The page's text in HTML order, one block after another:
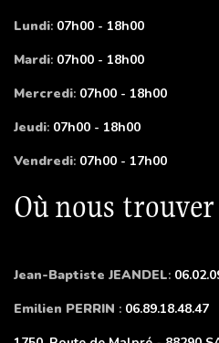
Lundi: 07h00 - 18h00
Mardi: 07h00 - 18h00
Mercredi: 07h00 - 18h00
Jeudi: 07h00 - 18h00
Vendredi: 07h00 - 17h00
Où nous trouver
Jean-Baptiste JEANDEL:
Emilien PERRIN : 06.89.18.48.47